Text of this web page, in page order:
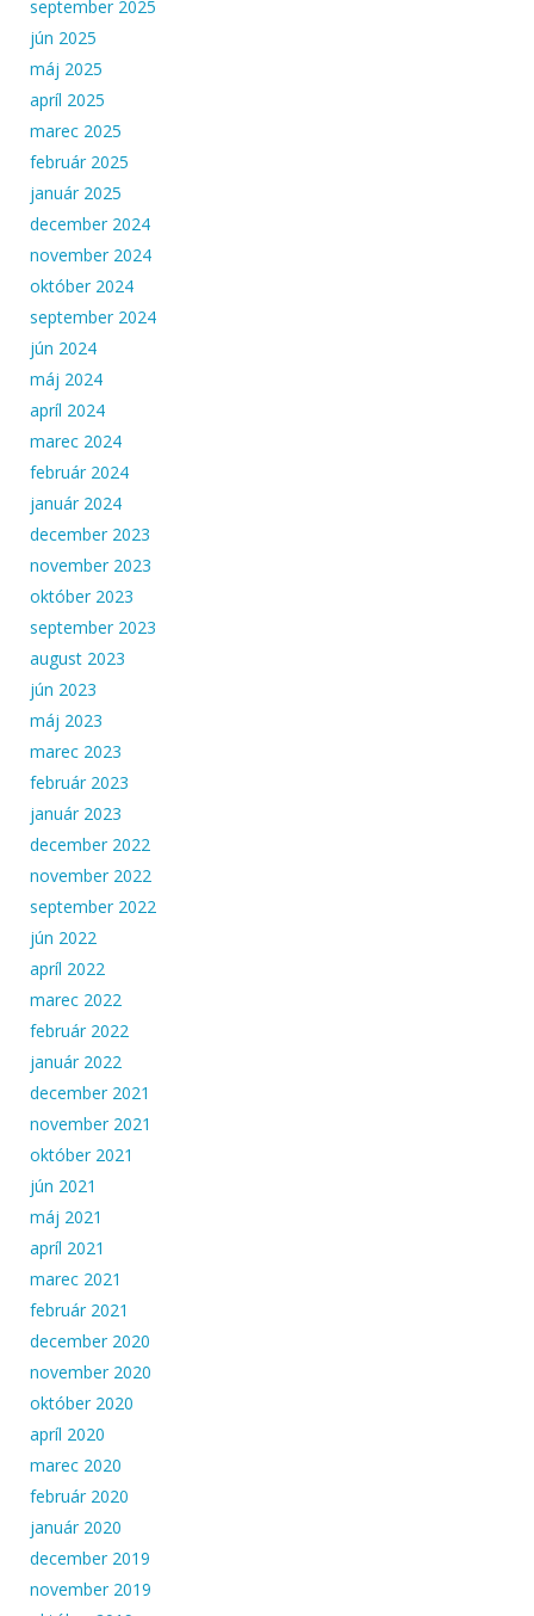
september 2025
jún 2025
máj 2025
apríl 2025
marec 2025
február 2025
január 2025
december 2024
november 2024
október 2024
september 2024
jún 2024
máj 2024
apríl 2024
marec 2024
február 2024
január 2024
december 2023
november 2023
október 2023
september 2023
august 2023
jún 2023
máj 2023
marec 2023
február 2023
január 2023
december 2022
november 2022
september 2022
jún 2022
apríl 2022
marec 2022
február 2022
január 2022
december 2021
november 2021
október 2021
jún 2021
máj 2021
apríl 2021
marec 2021
február 2021
december 2020
november 2020
október 2020
apríl 2020
marec 2020
február 2020
január 2020
december 2019
november 2019